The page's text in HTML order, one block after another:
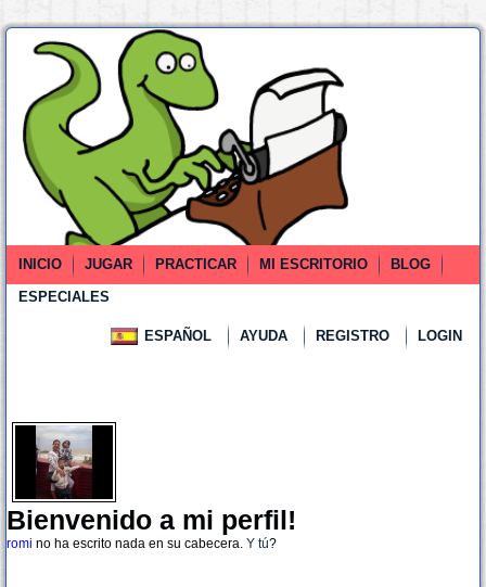
INICIO JUGAR PRACTICAR MI ESCRITORIO
BLOG
ESPECIALES
ESPAÑOL AYUDA REGISTRO LOGIN
Bienvenido a mi perfil!
romi no ha escrito nada en su cabecera. Y tú?